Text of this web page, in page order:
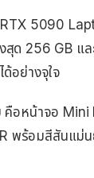
5090
ด 256 GB แล
อย่างจุใจ
อหน้าจอ Mini
พร้อมสีสันแม่